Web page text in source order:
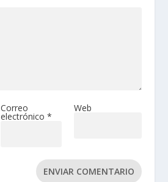
Correo
electrónico *
Web
ENVIAR COMENTARIO